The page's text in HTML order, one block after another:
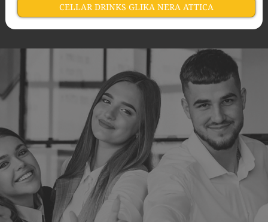
CELLAR DRINKS GLIKA NERA ATTICA